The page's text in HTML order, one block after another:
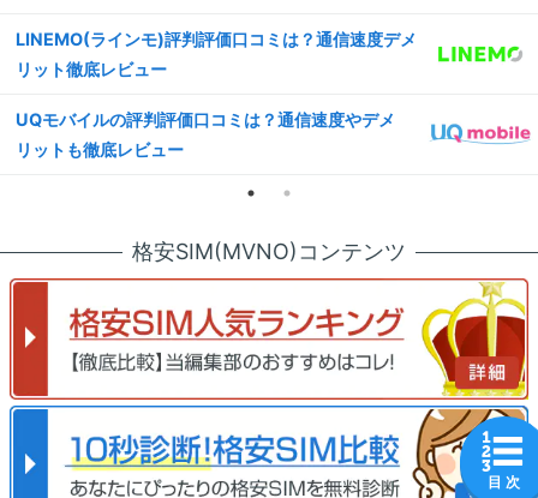
LINEMO(ラインモ)評判評価口コミは？通信速度デメ
リット徹底レビュー
UQモバイルの評判評価口コミは？通信速度やデメ
リットも徹底レビュー
格安SIM(MVNO)コンテンツ
目 次